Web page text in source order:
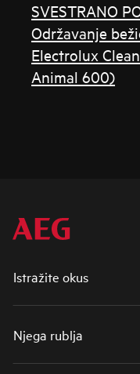
SVESTRANO
Održavanje
Electrolux
Animal 600)
Istražite okus
Njega rublja